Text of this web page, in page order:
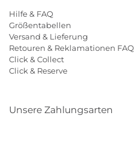
Hilfe & FAQ
Größentabellen
Versand & Lieferung
Retouren & Reklamationen FAQ
Click & Collect
Click & Reserve
Unsere Zahlungsarten